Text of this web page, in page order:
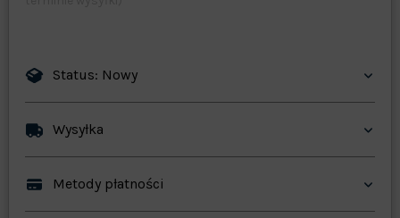
Status: Nowy
Wysyłka
Metody płatności